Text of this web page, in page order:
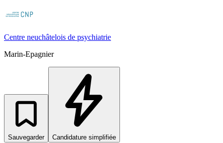
Centre neuchâtelois de psychiatrie
Marin-Epagnier
Sauvegarder Candidature simplifiée